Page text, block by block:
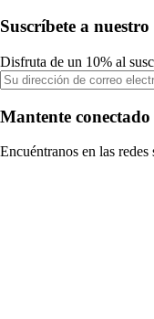
Suscríbete a
Disfruta de un 10% al
Mantente conectado
Encuéntranos en las redes